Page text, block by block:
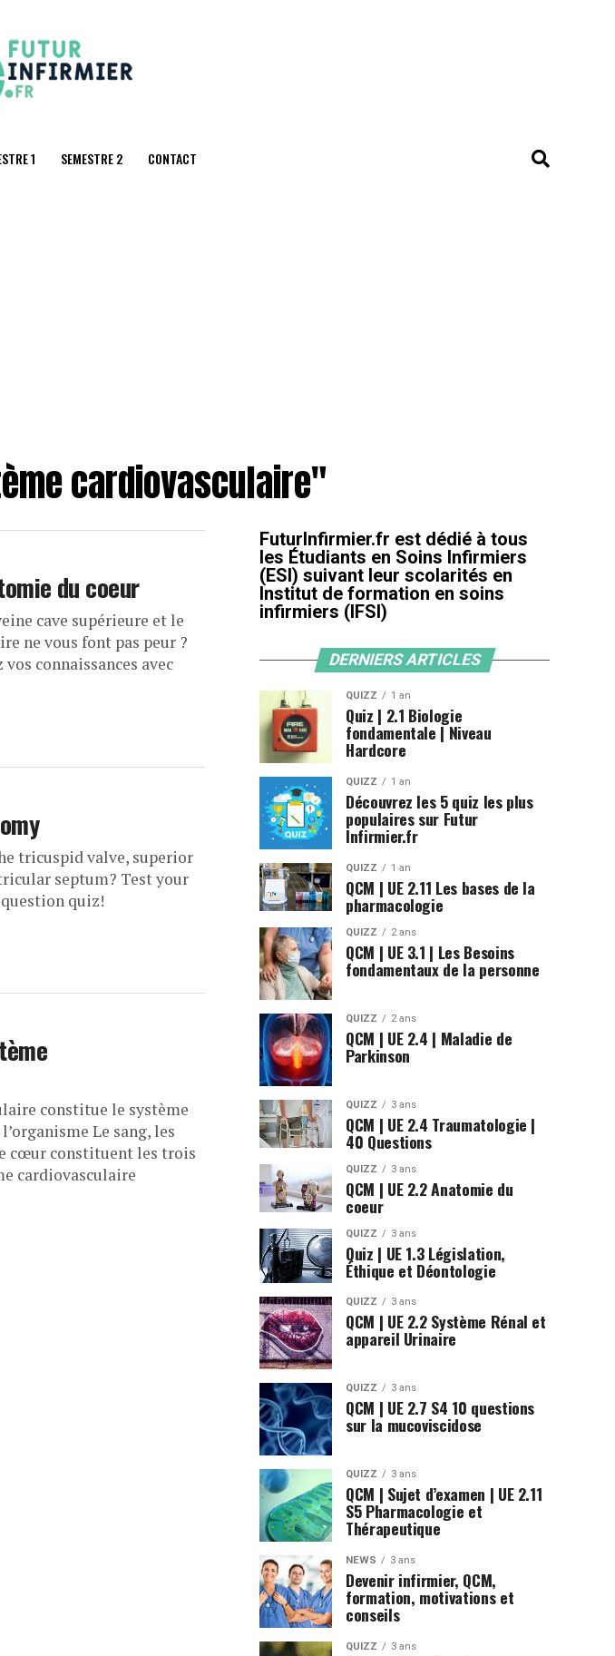
1 SEMESTRE 2 CONTACT
cardiovasculaire"
du coeur
cave supérieure et le
ne vous font pas peur ?
connaissances avec
tricuspid valve, superior
septum? Test your
quiz!
constitue le système
Le sang, les
cœur constituent les trois
cardiovasculaire
FuturInfirmier.fr est dédié à tous
les Étudiants en Soins Infirmiers
(ESI) suivant leur scolarités en
Institut de formation en soins
infirmiers (IFSI)
DERNIERS ARTICLES
QUIZZ 1 an
Quiz | 2.1 Biologie
fondamentale | Niveau
Hardcore
QUIZZ 1 an
Découvrez les 5 quiz les plus
populaires sur Futur
Infirmier.fr
QUIZZ 1 an
QCM | UE 2.11 Les bases de la
pharmacologie
QUIZZ 2 ans
QCM | UE 3.1 | Les Besoins
fondamentaux de la personne
QUIZZ 2 ans
QCM | UE 2.4 | Maladie de
Parkinson
QUIZZ 3 ans
QCM | UE 2.4 Traumatologie |
40 Questions
QUIZZ 3 ans
QCM | UE 2.2 Anatomie du
coeur
QUIZZ 3 ans
Quiz | UE 1.3 Législation,
Éthique et Déontologie
QUIZZ 3 ans
QCM | UE 2.2 Système Rénal et
appareil Urinaire
QUIZZ 3 ans
QCM | UE 2.7 S4 10 questions
sur la mucoviscidose
QUIZZ 3 ans
QCM | Sujet d’examen | UE 2.11
S5 Pharmacologie et
Thérapeutique
NEWS 3 ans
Devenir infirmier, QCM,
formation, motivations et
conseils
QUIZZ 3 ans